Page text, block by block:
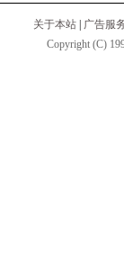
关于本站
广告服
Copyright (C)